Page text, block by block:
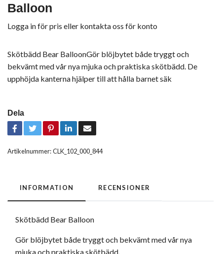
Balloon
Logga in för pris eller kontakta oss för konto
Skötbädd Bear BalloonGör blöjbytet både tryggt och
bekvämt med vår nya mjuka och praktiska skötbädd. De
upphöjda kanterna hjälper till att hålla barnet säk
Dela
Artikelnummer:CLK_102_000_844
INFORMATION RECENSIONER
Skötbädd Bear Balloon
Gör blöjbytet både tryggt och bekvämt med vår nya
mjuka och praktiska skötbädd.